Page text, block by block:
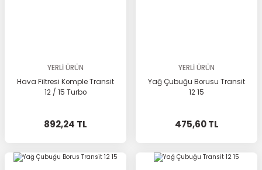
YERLİ ÜRÜN
Hava Filtresi Komple Transit
12 / 15 Turbo
892,24 TL
YERLİ ÜRÜN
Yağ Çubuğu Borusu Transit
12 15
475,60 TL